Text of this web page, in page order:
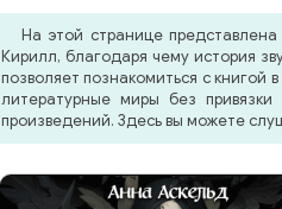
На этой странице
Кирилл, благодаря чему история
позволяет познакомиться с
литературные миры без
произведений. Здесь вы можете